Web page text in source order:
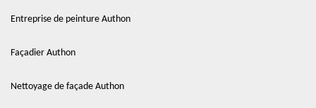
Entreprise de peinture Authon
Façadier Authon
Nettoyage de façade Authon